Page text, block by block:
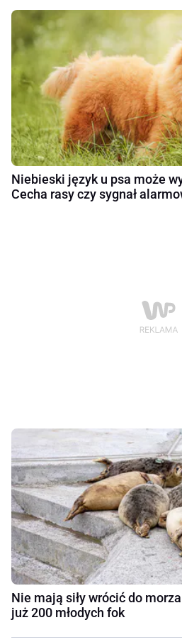
Niebieski język u psa może
Cecha rasy czy sygnał
Nie mają siły wrócić do
już 200 młodych fok